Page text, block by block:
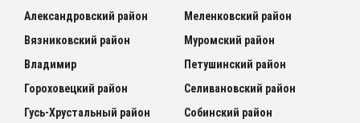
Александровский район
Вязниковский район
Владимир
Гороховецкий район
Гусь-Хрустальный район
Меленковский район
Муромский район
Петушинский район
Селивановский район
Собинский район